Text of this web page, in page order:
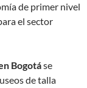
de primer nivel
el sector
Bogotáse
de talla